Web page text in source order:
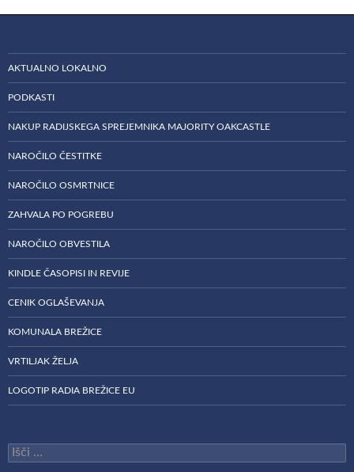
AKTUALNO LOKALNO
PODKASTI
NAKUP RADIJSKEGA SPREJEMNIKA MAJORITY OAKCASTLE
NAROČILO ČESTITKE
NAROČILO OSMRTNICE
ZAHVALA PO POGREBU
NAROČILO OBVESTILA
KINDLE ČASOPISI IN REVIJE
CENIK OGLAŠEVANJA
KOMUNALA BREŽICE
VRTILJAK ŽELJA
LOGOTIP RADIA BREŽICE EU
Išči: